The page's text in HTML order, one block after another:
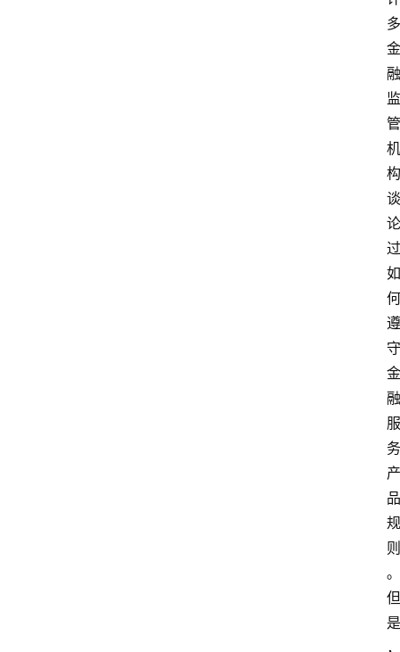
多
金
融
监
管
机
构
谈
论
过
如
何
遵
守
金
融
服
务
产
品
规
则
。
但
是
，